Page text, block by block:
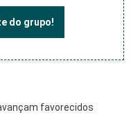
do grupo!
favorecidos